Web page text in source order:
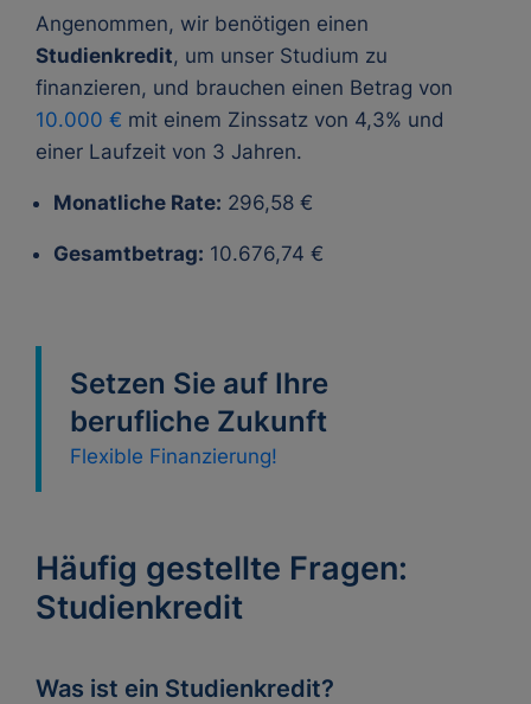
Angenommen, wir benötigen einen
Studienkredit, um unser Studium zu
finanzieren, und brauchen einen Betrag von
10.000 € mit einem Zinssatz von 4,3% und
einer Laufzeit von 3 Jahren.
Monatliche Rate: 296,58 €
Gesamtbetrag: 10.676,74 €
Setzen Sie auf Ihre
berufliche Zukunft
Flexible Finanzierung!
Häufig gestellte Fragen:
Studienkredit
Was ist ein Studienkredit?